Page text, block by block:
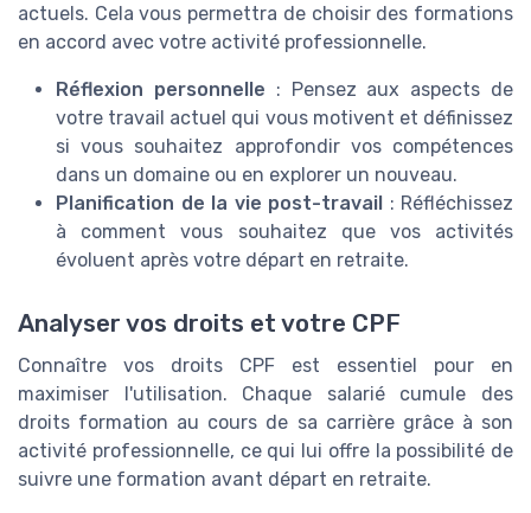
actuels. Cela vous permettra de choisir des formations
en accord avec votre activité professionnelle.
Réflexion personnelle : Pensez aux aspects de
votre travail actuel qui vous motivent et définissez
si vous souhaitez approfondir vos compétences
dans un domaine ou en explorer un nouveau.
Planification de la vie post-travail : Réfléchissez
à comment vous souhaitez que vos activités
évoluent après votre départ en retraite.
Analyser vos droits et votre CPF
Connaître vos droits CPF est essentiel pour en
maximiser l'utilisation. Chaque salarié cumule des
droits formation au cours de sa carrière grâce à son
activité professionnelle, ce qui lui offre la possibilité de
suivre une formation avant départ en retraite.